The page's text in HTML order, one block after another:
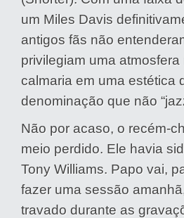
um Miles Davis
antigos fãs não
privilegiam uma
calmaria em uma estética
denominação que não
Não por acaso, o recém-
meio perdido. Ele havia
Tony Williams. Papo vai,
fazer uma sessão
travado durante as